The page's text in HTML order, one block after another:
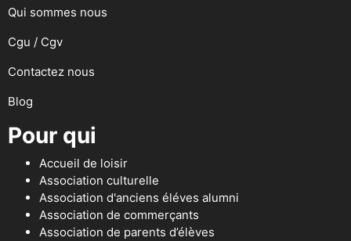
Qui sommes nous
Cgu / Cgv
Contactez nous
Blog
Pour qui
Accueil de loisir
Association culturelle
Association d'anciens éléves alumni
Association de commerçants
Association de parents d’élèves